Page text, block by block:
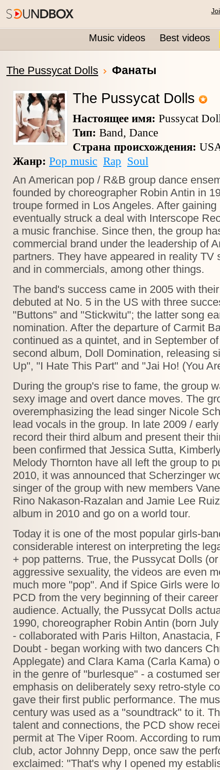
Music videos Best videos
The Pussycat Dolls Фанаты
The Pussycat Dolls
Настоящее имя: Pussycat
Тип: Band, Dance
Страна происхождения:
Жанр: Pop music Rap Soul
An American pop / R&B group dance
founded by choreographer Robin Antin in
troupe formed in Los Angeles. After
eventually struck a deal with Interscope
a music franchise. Since then, the group
commercial brand under the leadership of
partners. They have appeared in reality
and in commercials, among other things.
The band's success came in 2005 with
debuted at No. 5 in the US with three
"Buttons" and "Stickwitu"; the latter song
nomination. After the departure of Carmit
continued as a quintet, and in September
second album, Doll Domination, releasing
Up", "I Hate This Part" and "Jai Ho! (You
During the group's rise to fame, the group
sexy image and overt dance moves. The
overemphasizing the lead singer Nicole
lead vocals in the group. In late 2009 /
record their third album and present their
been confirmed that Jessica Sutta,
Melody Thornton have all left the group to
2010, it was announced that Scherzinger
singer of the group with new members
Rino Nakason-Razalan and Jamie Lee
album in 2010 and go on a world tour.
Today it is one of the most popular girls-
considerable interest on interpreting the
+ pop patterns. True, the Pussycat Dolls
aggressive sexuality, the videos are even
much more "pop". And if Spice Girls were
PCD from the very beginning of their
audience. Actually, the Pussycat Dolls
1990, choreographer Robin Antin (born
- collaborated with Paris Hilton, Anastacia,
Doubt - began working with two dancers
Applegate) and Clara Kama (Carla Kama)
in the genre of "burlesque" - a costumed
emphasis on deliberately sexy retro-style
gave their first public performance. The
century was used as a "soundtrack" to it.
talent and connections, the PCD show
permit at The Viper Room. According to
club, actor Johnny Depp, once saw the
exclaimed: "That's why I opened my